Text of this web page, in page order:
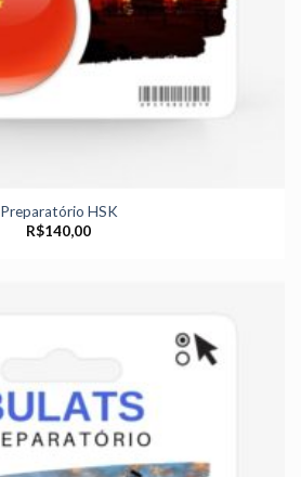
Preparatório HSK
R$140,00